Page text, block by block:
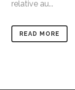
relative au...
READ MORE